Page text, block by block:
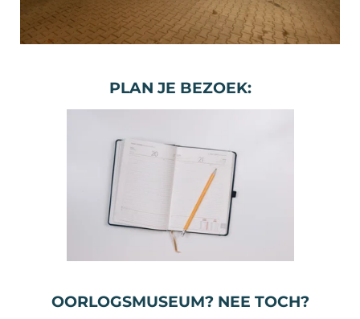
PLAN JE BEZOEK:
OORLOGSMUSEUM? NEE TOCH?